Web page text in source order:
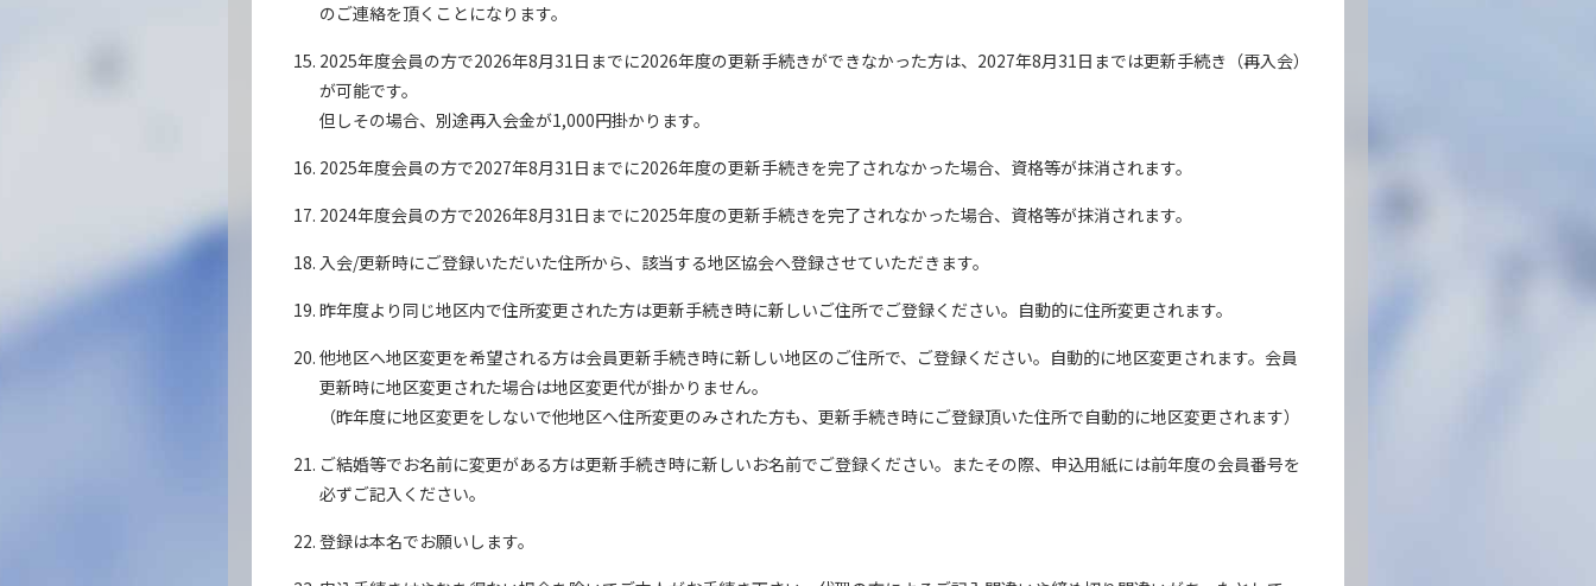
のご連絡を頂くことになります。
2025年度会員の方で2026年8月31日までに2026年度の更新手続きができなかった方は、2027年8月31日までは更新手続き（再入会）
が可能です。
但しその場合、別途再入会金が1,000円掛かります。
2025年度会員の方で2027年8月31日までに2026年度の更新手続きを完了されなかった場合、資格等が抹消されます。
2024年度会員の方で2026年8月31日までに2025年度の更新手続きを完了されなかった場合、資格等が抹消されます。
入会/更新時にご登録いただいた住所から、該当する地区協会へ登録させていただきます。
昨年度より同じ地区内で住所変更された方は更新手続き時に新しいご住所でご登録ください。自動的に住所変更されます。
他地区へ地区変更を希望される方は会員更新手続き時に新しい地区のご住所で、ご登録ください。自動的に地区変更されます。会員
更新時に地区変更された場合は地区変更代が掛かりません。
（昨年度に地区変更をしないで他地区へ住所変更のみされた方も、更新手続き時にご登録頂いた住所で自動的に地区変更されます）
ご結婚等でお名前に変更がある方は更新手続き時に新しいお名前でご登録ください。またその際、申込用紙には前年度の会員番号を
必ずご記入ください。
登録は本名でお願いします。